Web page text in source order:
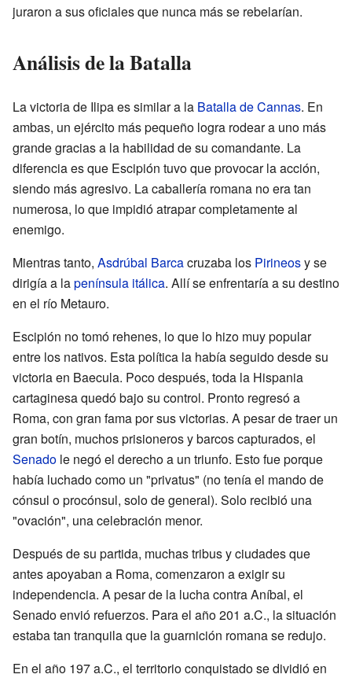
juraron a sus oficiales que nunca más se rebelarían.
Análisis de la Batalla
La victoria de Ilipa es similar a la Batalla de Cannas. En
ambas, un ejército más pequeño logra rodear a uno más
grande gracias a la habilidad de su comandante. La
diferencia es que Escipión tuvo que provocar la acción,
siendo más agresivo. La caballería romana no era tan
numerosa, lo que impidió atrapar completamente al
enemigo.
Mientras tanto, Asdrúbal Barcacruzaba los Pirineosy se
dirigía a lapenínsula itálica. Allí se enfrentaría a su destino
en el río Metauro.
Escipión no tomó rehenes, lo que lo hizo muy popular
entre los nativos. Esta política la había seguido desde su
victoria en Baecula. Poco después, toda la Hispania
cartaginesa quedó bajo su control. Pronto regresó a
Roma, con gran fama por sus victorias. A pesar de traer un
gran botín, muchos prisioneros y barcos capturados, el
Senado le negó el derecho a un triunfo. Esto fue porque
había luchado como un "privatus" (no tenía el mando de
cónsul o procónsul, solo de general). Solo recibió una
"ovación", una celebración menor.
Después de su partida, muchas tribus y ciudades que
antes apoyaban a Roma, comenzaron a exigir su
independencia. A pesar de la lucha contra Aníbal, el
Senado envió refuerzos. Para el año 201 a.C., la situación
estaba tan tranquila que la guarnición romana se redujo.
En el año 197 a.C., el territorio conquistado se dividió en